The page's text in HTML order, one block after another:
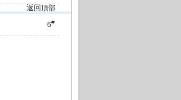
返回頂部
6#